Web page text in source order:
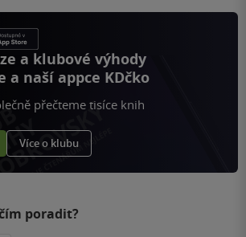
a klubové výhody
a naší appce KDčko
přečteme tisíce knih
Více o klubu
poradit?